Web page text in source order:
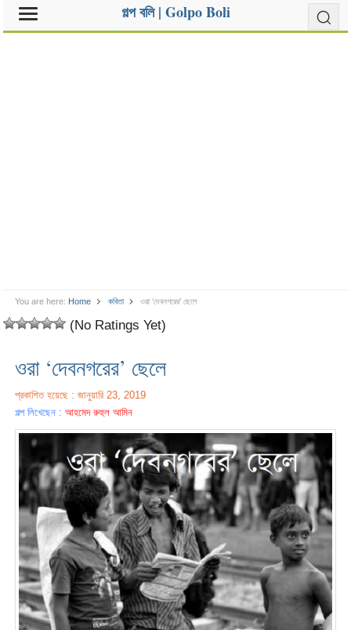
গল্প বলি | Golpo Boli
You are here: Home কবিতা ওরা ‘দেবনগরের’ ছেলে
(No Ratings Yet)
ওরা ‘দেবনগরের’ ছেলে
প্রকাশিত হয়েছে : জানুয়ারি 23, 2019
গল্প লিখেছেন :আহমেদ রুহুল আমিন